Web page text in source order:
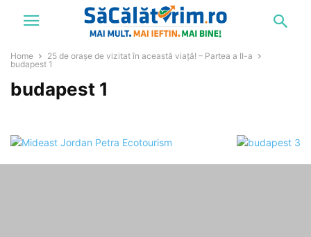
Home
25 de orașe de vizitat în această viață! – Partea a II-a
budapest 1
budapest 1